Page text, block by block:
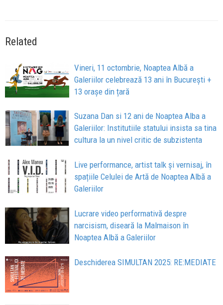
Related
Vineri, 11 octombrie, Noaptea Albă a
Galeriilor celebrează 13 ani în București +
13 orașe din țară
Suzana Dan si 12 ani de Noaptea Alba a
Galeriilor: Institutiile statului insista sa tina
cultura la un nivel critic de subzistenta
Live performance, artist talk și vernisaj, în
spațiile Celulei de Artă de Noaptea Albă a
Galeriilor
Lucrare video performativă despre
narcisism, diseară la Malmaison în
Noaptea Albă a Galeriilor
Deschiderea SIMULTAN 2025: RE:MEDIATE